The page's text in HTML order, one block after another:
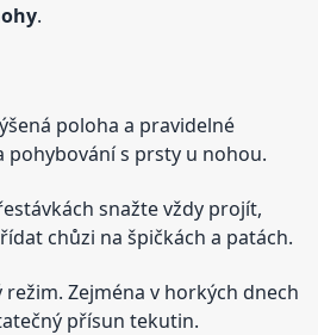
.
poloha a pravidelné
pohybování s prsty u nohou.
snažte vždy projít,
chůzi na špičkách a patách.
Zejména v horkých dnech
přísun tekutin.